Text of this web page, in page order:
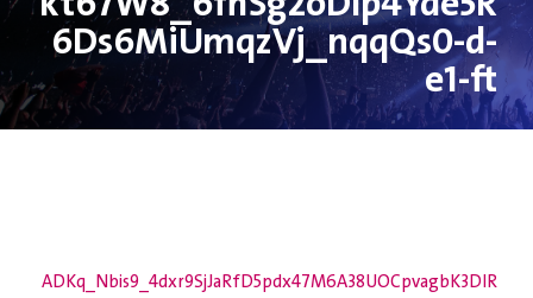
6Ds6MiUmqzVj_nqqQs0-d-
e1-ft
ADKq_Nbis9_4dxr9SjJaRfD5pdx47M6A38UOCpvagbK3DIR